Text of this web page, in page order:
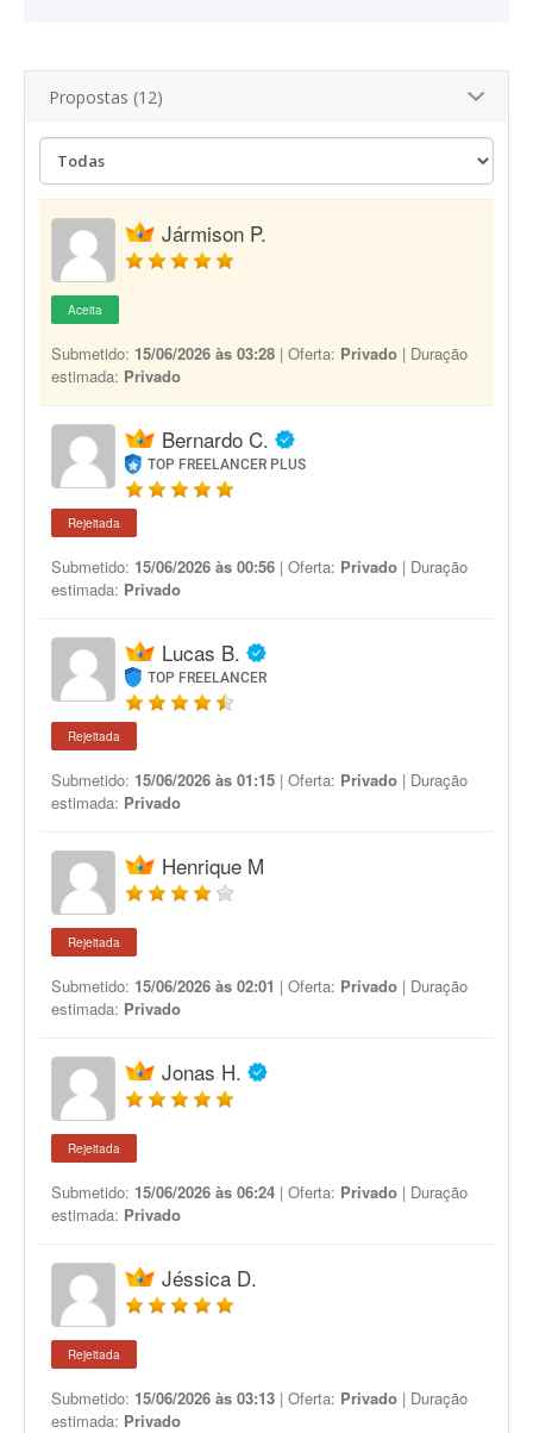
Propostas (12)
Jármison P.
Aceita
Submetido: 15/06/2026 às 03:28 | Oferta: Privado | Duração
estimada: Privado
Bernardo C.
TOP FREELANCER PLUS
Rejeitada
Submetido: 15/06/2026 às 00:56 | Oferta: Privado | Duração
estimada: Privado
Lucas B.
TOP FREELANCER
Rejeitada
Submetido: 15/06/2026 às 01:15 | Oferta: Privado | Duração
estimada: Privado
Henrique M
Rejeitada
Submetido: 15/06/2026 às 02:01 | Oferta: Privado | Duração
estimada: Privado
Jonas H.
Rejeitada
Submetido: 15/06/2026 às 06:24 | Oferta: Privado | Duração
estimada: Privado
Jéssica D.
Rejeitada
Submetido: 15/06/2026 às 03:13 | Oferta: Privado | Duração
estimada: Privado